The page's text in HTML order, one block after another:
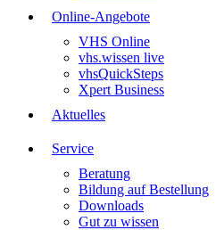
Online-Angebote
VHS Online
vhs.wissen live
vhsQuickSteps
Xpert Business
Aktuelles
Service
Beratung
Bildung auf Bestellung
Downloads
Gut zu wissen